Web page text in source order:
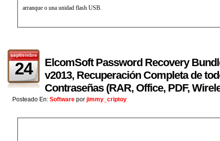
arranque o una unidad flash USB.
septiembre
24
ElcomSoft Password Recovery
v2013, Recuperación Completa de
Contraseñas (RAR, Office, PDF,
Posteado En: Software por jimmy_criptoy